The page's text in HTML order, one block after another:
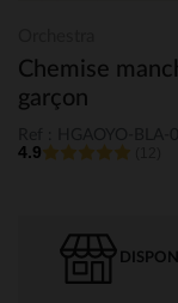
Chemise
garçon
4.9